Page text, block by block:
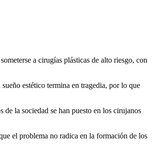
a cirugías plásticas de alto riesgo, con
estético termina en tragedia, por lo que
de la sociedad se han puesto en los cirujanos
el problema no radica en la formación de los